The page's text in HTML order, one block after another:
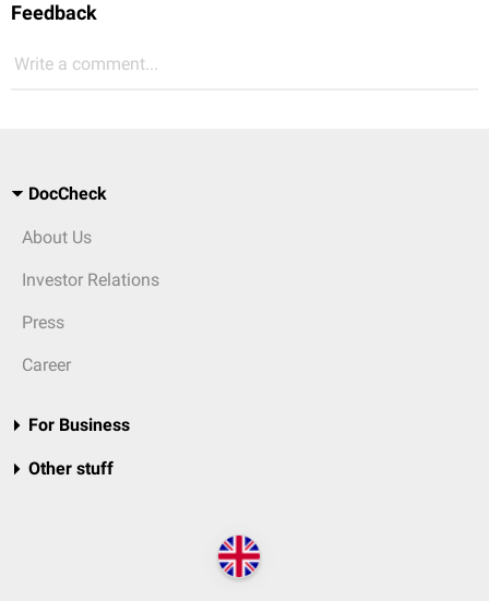
Feedback
Write a comment...
DocCheck
About Us
Investor Relations
Press
Career
For Business
Other stuff